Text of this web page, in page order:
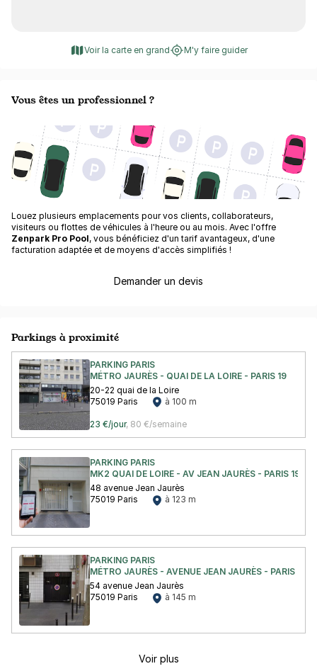
Voir la carte en grand M'y faire guider
Vous êtes un professionnel ?
Louez plusieurs emplacements pour vos clients, collaborateurs,
visiteurs ou flottes de véhicules à l'heure ou au mois. Avec l'offre
Zenpark Pro Pool, vous bénéficiez d'un tarif avantageux, d'une
facturation adaptée et de moyens d'accès simplifiés !
Demander un devis
Parkings à proximité
PARKING PARIS
MÉTRO JAURÈS - QUAI DE LA LOIRE - PARIS 19
20-22 quai de la Loire
75019 Paris
à 100 m
23 €/jour, 80 €/semaine
PARKING PARIS
MK2 QUAI DE LOIRE - AV JEAN JAURÈS - PARIS 19
48 avenue Jean Jaurès
75019 Paris
à 123 m
PARKING PARIS
MÉTRO JAURÈS - AVENUE JEAN JAURÈS - PARIS 19
54 avenue Jean Jaurès
75019 Paris
à 145 m
Voir plus